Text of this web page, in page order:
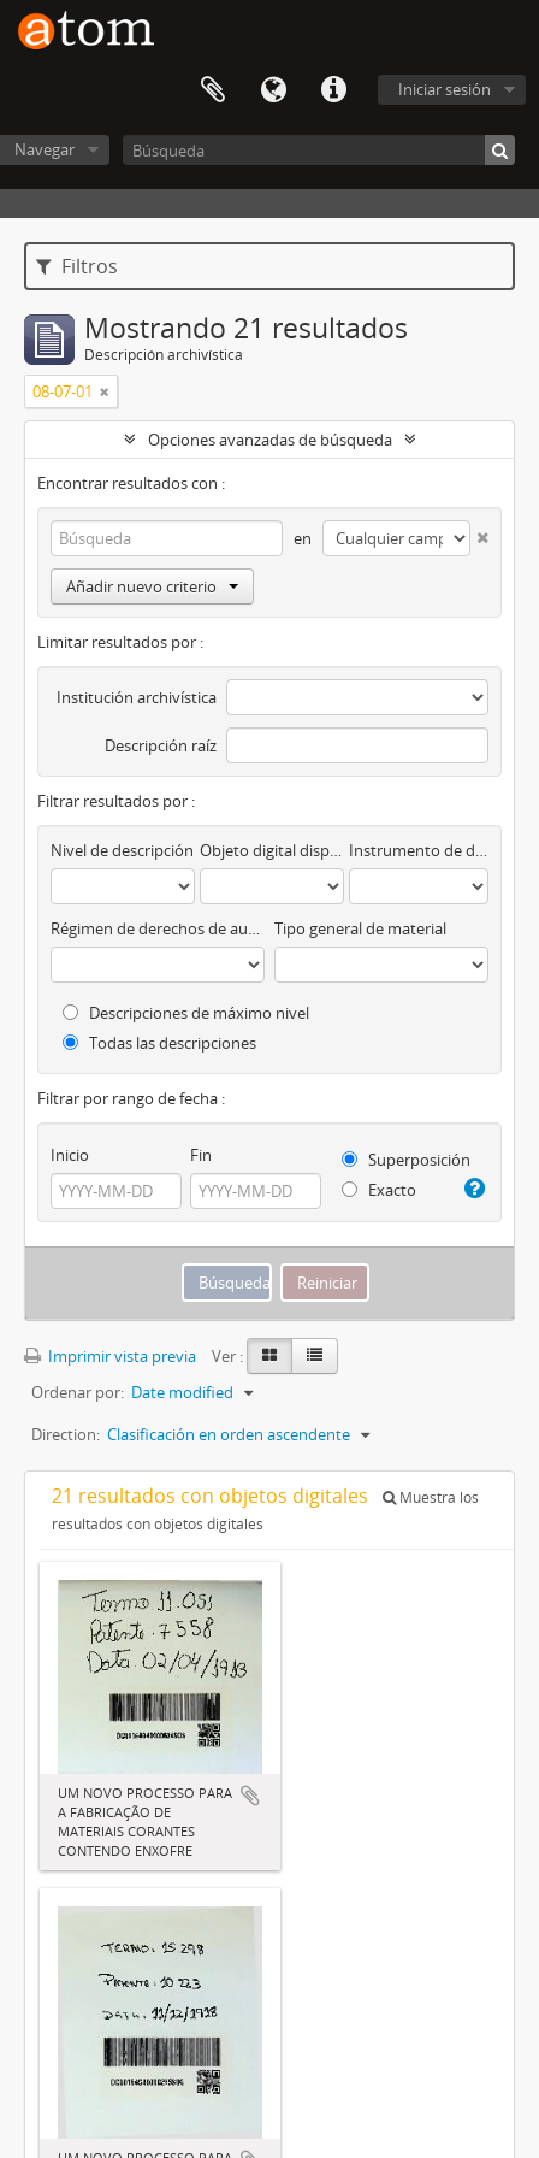
Iniciar sesión
Navegar
Filtros
Mostrando 21 resultados
Descripción archivística
08-07-01
Opciones avanzadas de búsqueda
Encontrar resultados con :
en
Añadir nuevo criterio
Limitar resultados por :
Institución archivística
Descripción raíz
Filtrar resultados por :
Nivel de descripción Objeto digital disponibles Instrumento de descripción
Régimen de derechos de autor Tipo general de material
Descripciones de máximo nivel
Todas las descripciones
Filtrar por rango de fecha :
Inicio Fin
Superposición
Exacto
Imprimir vista previa
Ver :
Ordenar por: Date modified
Direction: Clasificación en orden ascendente
21 resultados con objetos digitales
Muestra los
resultados con objetos digitales
UM NOVO PROCESSO PARA
A FABRICAÇÃO DE
MATERIAIS CORANTES
CONTENDO ENXOFRE